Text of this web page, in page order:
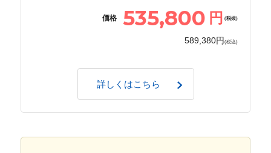
価格 535,800 円 (税抜)
589,380円 (税込)
詳しくはこちら